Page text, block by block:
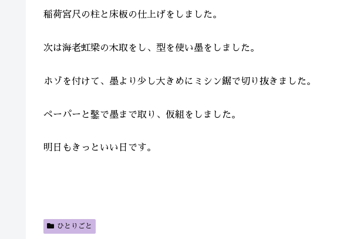
稲荷宮尺の柱と床板の仕上げをしました。
次は海老虹梁の木取をし、型を使い墨をしました。
ホゾを付けて、墨より少し大きめにミシン鋸で切り抜きました。
ペーパーと鑿で墨まで取り、仮組をしました。
明日もきっといい日です。
ひとりごと